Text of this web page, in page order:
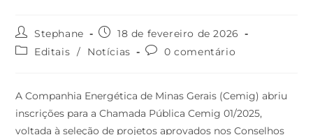
Stephane
18 de fevereiro de 2026
Editais / Notícias 0 comentário
A Companhia Energética de Minas Gerais (Cemig) abriu
inscrições para a Chamada Pública Cemig 01/2025,
voltada à seleção de projetos aprovados nos Conselhos